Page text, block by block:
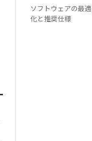
ソフトウェアの最適
化と推奨仕様